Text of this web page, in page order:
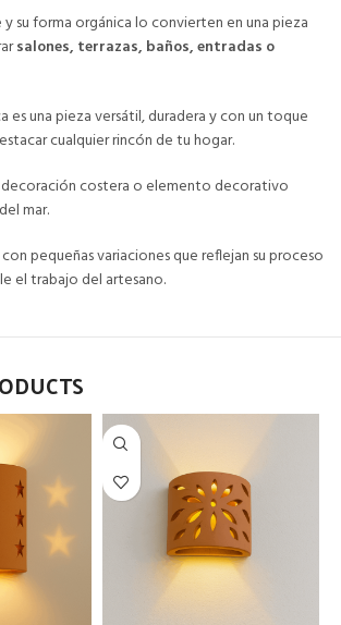
su forma orgánica lo convierten en una pieza
salones, terrazas, baños, entradas o
es una pieza versátil, duradera y con un toque
cualquier rincón de tu hogar.
costera o elemento decorativo
mar.
pequeñas variaciones que reflejan su proceso
el trabajo del artesano.